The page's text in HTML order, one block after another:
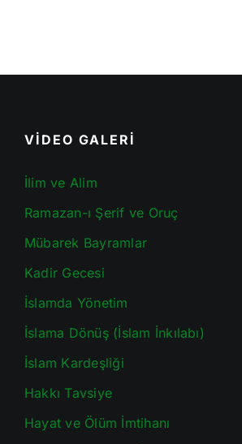
VİDEO GALERİ
İlim ve Alim
Ramazan-ı Şerif ve Oruç
Mübarek Bayramlar
Kadir Gecesi
İslamda Yönetim
İslama Dönüş (İslam İnkılabı)
İslam Kardeşliği
Hakkı Tavsiye
Hayat ve Ölüm İmtihanı